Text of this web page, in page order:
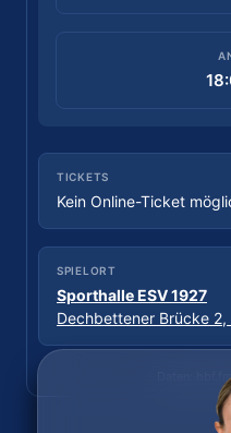
Daten:
TICKETS
Kein Online-Ticket
SPIELORT
Sporthalle ESV 1927
Dechbettener Brücke
Daten: